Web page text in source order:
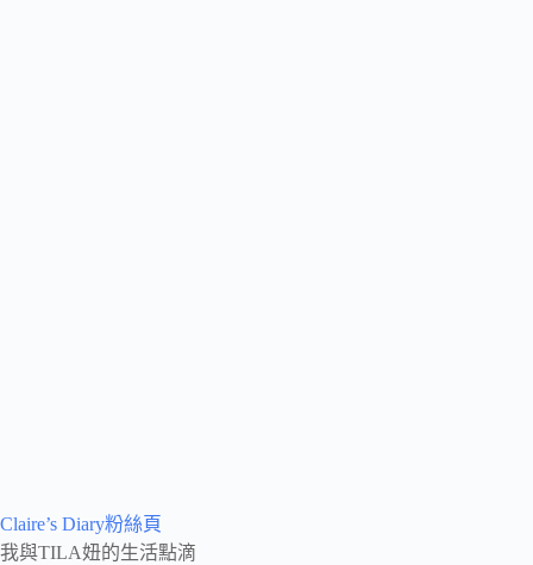
Claire’s Diary粉絲頁
我與TILA妞的生活點滴